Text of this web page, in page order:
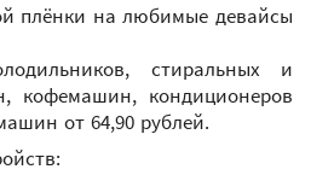
плёнки на любимые девайсы
стиральных и
кофемашин, кондиционеров
от 64,90 рублей.